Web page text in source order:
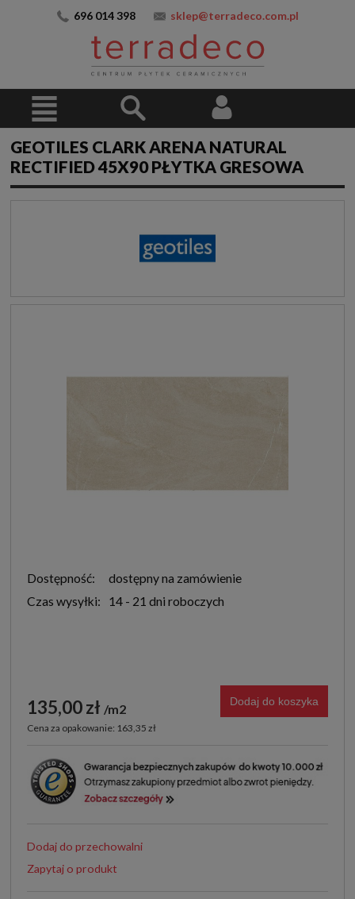
696 014 398 sklep@terradeco.com.pl
GEOTILES CLARK ARENA NATURAL
RECTIFIED 45X90 PŁYTKA GRESOWA
Dostępność:
dostępny na zamówienie
Czas wysyłki:
14 - 21 dni roboczych
135,00 zł m2
Cena za opakowanie: 163,35 zł
Dodaj do koszyka
Dodaj do przechowalni
Zapytaj o produkt